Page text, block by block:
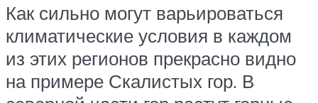
Как сильно могут варьироваться
климатические условия в каждом
из этих регионов прекрасно видно
на примере Скалистых гор. В